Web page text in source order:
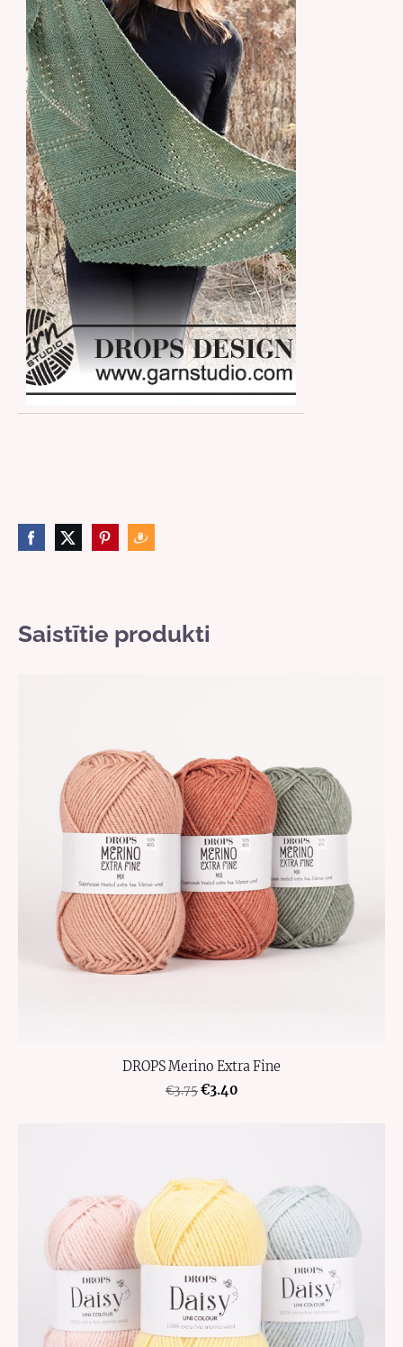
Saistītie produkti
DROPS Merino Extra Fine
€3.75€3.40